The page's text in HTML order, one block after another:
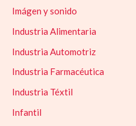
Imágen y sonido
Industria Alimentaria
Industria Automotriz
Industria Farmacéutica
Industria Téxtil
Infantil